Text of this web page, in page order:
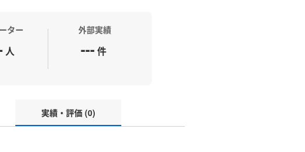
ター
人
外部実績
---件
実績・評価 (0)